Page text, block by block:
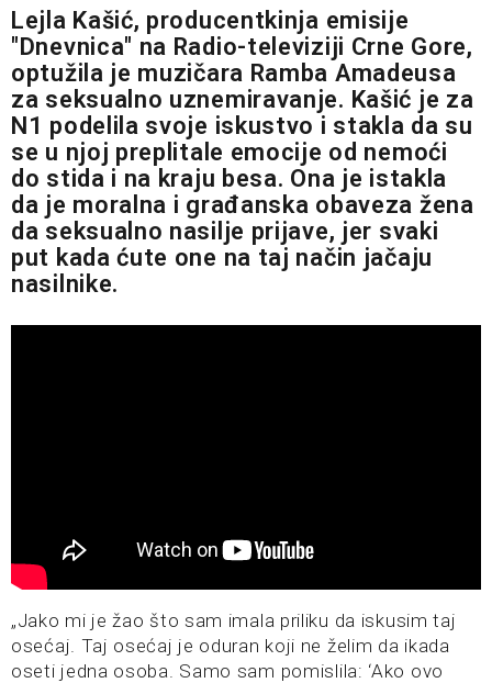
Lejla Kašić, producentkinja emisije
"Dnevnica" na Radio-televiziji Crne Gore,
optužila je muzičara Ramba Amadeusa
za seksualno uznemiravanje. Kašić je za
N1 podelila svoje iskustvo i stakla da su
se u njoj preplitale emocije od nemoći
do stida i na kraju besa. Ona je istakla
da je moralna i građanska obaveza žena
da seksualno nasilje prijave, jer svaki
put kada ćute one na taj način jačaju
nasilnike.
„Jako mi je žao što sam imala priliku da iskusim taj
osećaj. Taj osećaj je oduran koji ne želim da ikada
oseti jedna osoba. Samo sam pomislila: ‘Ako ovo